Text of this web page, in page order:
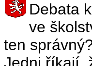
Debata
ve
ten